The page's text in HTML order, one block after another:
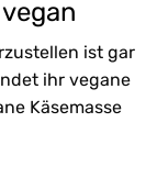
ist gar
ihr vegane
Käsemasse